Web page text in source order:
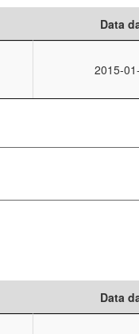
Data
2015-
Data